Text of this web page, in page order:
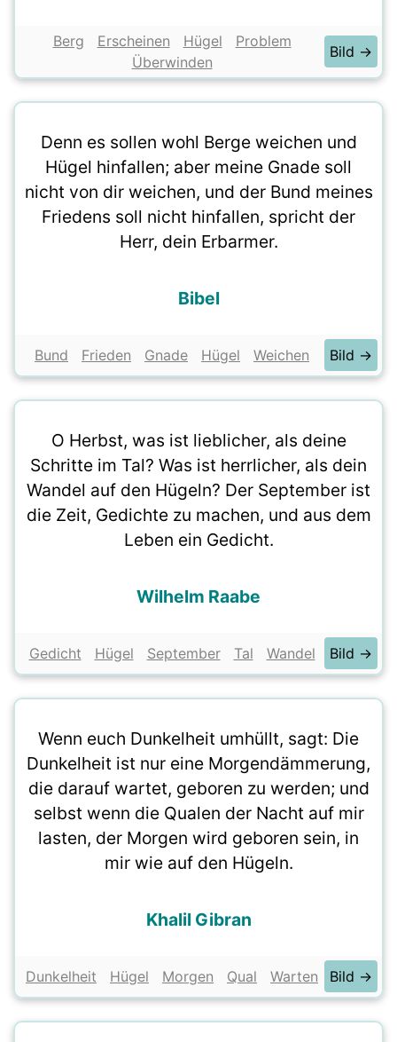
Berg Erscheinen Hügel
Problem
Überwinden
Bild →
Denn es sollen wohl Berge weichen und
Hügel hinfallen; aber meine Gnade soll
nicht von dir weichen, und der Bund meines
Friedens soll nicht hinfallen, spricht der
Herr, dein Erbarmer.
Bibel
Bund Frieden Gnade Hügel Weichen Bild →
O Herbst, was ist lieblicher, als deine
Schritte im Tal? Was ist herrlicher, als dein
Wandel auf den Hügeln? Der September ist
die Zeit, Gedichte zu machen, und aus dem
Leben ein Gedicht.
Wilhelm Raabe
Gedicht Hügel September Tal Wandel Bild →
Wenn euch Dunkelheit umhüllt, sagt: Die
Dunkelheit ist nur eine Morgendämmerung,
die darauf wartet, geboren zu werden; und
selbst wenn die Qualen der Nacht auf mir
lasten, der Morgen wird geboren sein, in
mir wie auf den Hügeln.
Khalil Gibran
Dunkelheit Hügel Morgen Qual Warten Bild →